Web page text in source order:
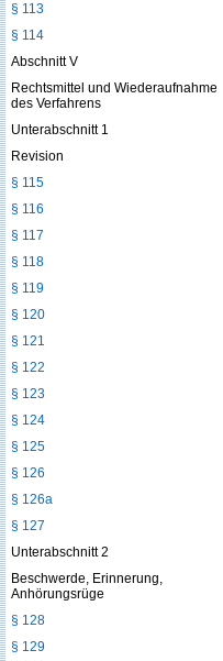
§ 113
§ 114
Abschnitt V
Rechtsmittel und Wiederaufnahme
des Verfahrens
Unterabschnitt 1
Revision
§ 115
§ 116
§ 117
§ 118
§ 119
§ 120
§ 121
§ 122
§ 123
§ 124
§ 125
§ 126
§ 126a
§ 127
Unterabschnitt 2
Beschwerde, Erinnerung,
Anhörungsrüge
§ 128
§ 129